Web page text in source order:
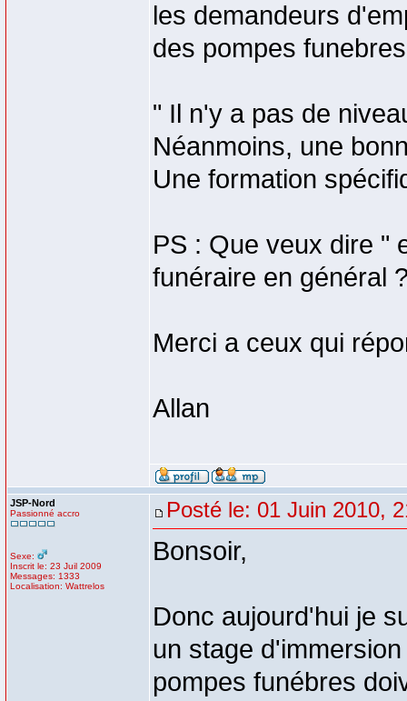
les demandeurs
des pompes
" Il n'y a pas de
Néanmoins, une
Une formation
PS : Que veux dire "
funéraire en général
Merci a ceux qui
Allan
JSP-Nord
Passionné accro
Sexe:
Inscrit le: 23 Juil 2009
Messages: 1333
Localisation: Wattrelos
Posté le: 01 Juin 2010,
Bonsoir,
Donc aujourd'hui je
un stage
pompes funébres